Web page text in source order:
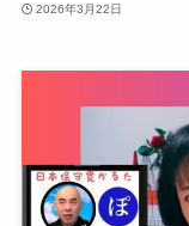
2026年3月22日